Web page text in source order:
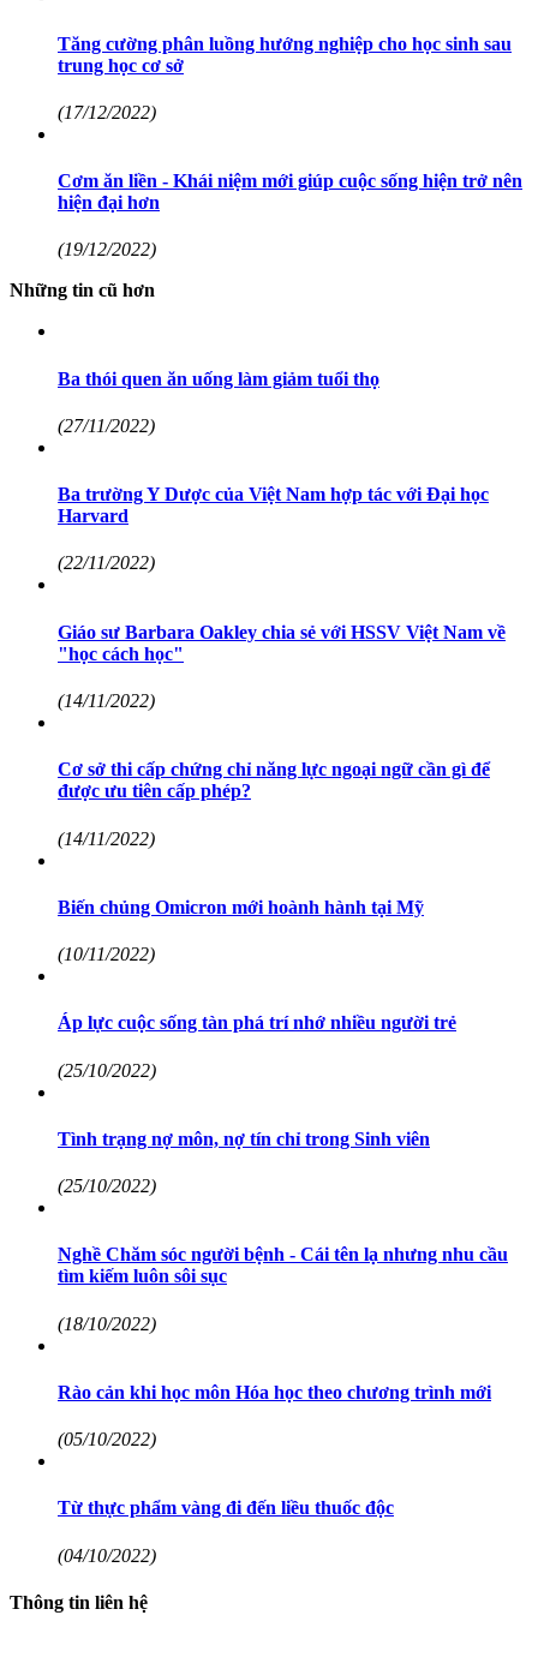
Tăng cường phân luồng hướng nghiệp cho học sinh sau
trung học cơ sở
(17/12/2022)
Cơm ăn liền - Khái niệm mới giúp cuộc sống hiện trở nên
hiện đại hơn
(19/12/2022)
Những tin cũ hơn
Ba thói quen ăn uống làm giảm tuổi thọ
(27/11/2022)
Ba trường Y Dược của Việt Nam hợp tác với Đại học
Harvard
(22/11/2022)
Giáo sư Barbara Oakley chia sẻ với HSSV Việt Nam về
"học cách học"
(14/11/2022)
Cơ sở thi cấp chứng chỉ năng lực ngoại ngữ cần gì để
được ưu tiên cấp phép?
(14/11/2022)
Biến chủng Omicron mới hoành hành tại Mỹ
(10/11/2022)
Áp lực cuộc sống tàn phá trí nhớ nhiều người trẻ
(25/10/2022)
Tình trạng nợ môn, nợ tín chỉ trong Sinh viên
(25/10/2022)
Nghề Chăm sóc người bệnh - Cái tên lạ nhưng nhu cầu
tìm kiếm luôn sôi sục
(18/10/2022)
Rào cản khi học môn Hóa học theo chương trình mới
(05/10/2022)
Từ thực phẩm vàng đi đến liều thuốc độc
(04/10/2022)
Thông tin liên hệ